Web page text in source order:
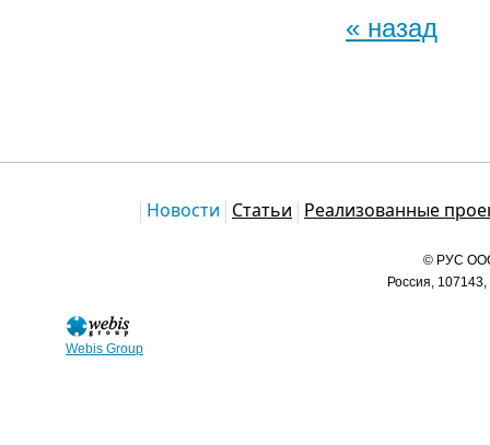
Webis Group
« назад
Новости Статьи Реализованные
© РУС ООО
Россия,